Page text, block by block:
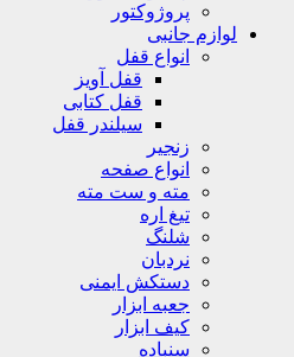
پروژوکتور
لوازم جانبی
انواع قفل
قفل آویز
قفل کتابی
سیلندر قفل
زنجیر
انواع صفحه
مته و ست مته
تیغ اره
شلنگ
نردبان
دستکش ایمنی
جعبه ابزار
کیف ابزار
سنباده